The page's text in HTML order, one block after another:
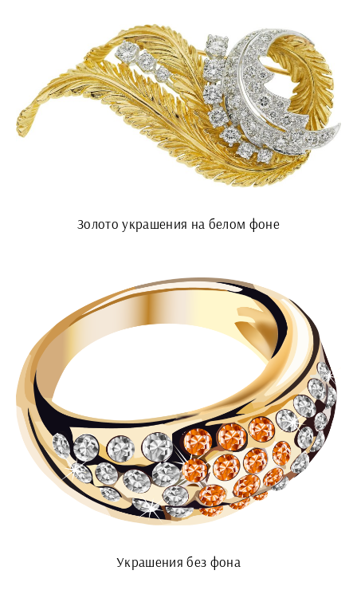
Золото украшения на белом фоне
Украшения без фона